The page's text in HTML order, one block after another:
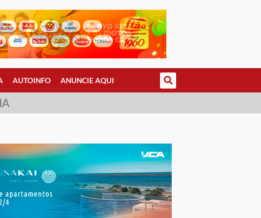
AUTOINFO ANUNCIE AQUI